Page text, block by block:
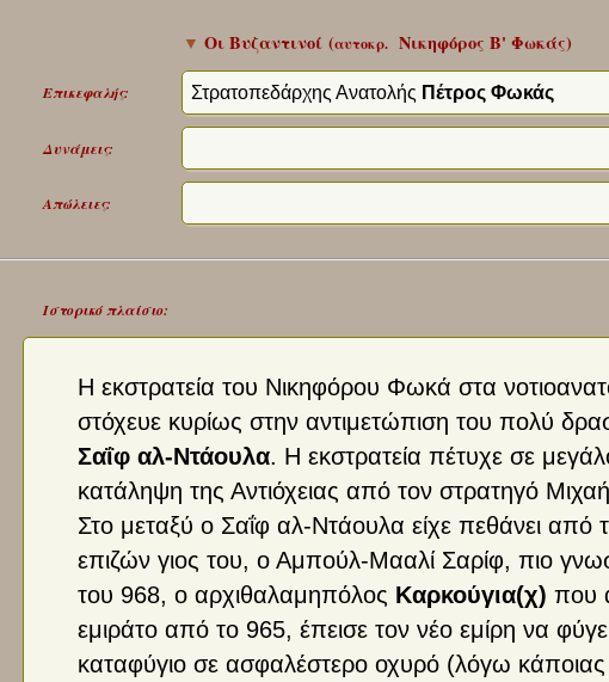
▼ Οι Βυζαντινοί (αυτοκρ. Νικηφόρος Β' Φωκάς)
Επικεφαλής: Στρατοπεδάρχης Ανατολής Πέτρος Φωκάς
Δυνάμεις:
Απώλειες:
Ιστορικό πλαίσιο:
Η εκστρατεία του Νικηφόρου Φωκά στα
στόχευε κυρίως στην αντιμετώπιση του πολύ
Σαΐφ αλ-Ντάουλα. Η εκστρατεία πέτυχε σε
κατάληψη της Αντιόχειας από τον στρατηγό
Στο μεταξύ ο Σαΐφ αλ-Ντάουλα είχε πεθάνει από
επιζών γιος του, ο Αμπούλ-Μααλί Σαρίφ, πιο
του 968, ο αρχιθαλαμηπόλος Καρκούγια(χ) που
εμιράτο από το 965, έπεισε τον νέο εμίρη να
καταφύγιο σε ασφαλέστερο οχυρό (λόγω